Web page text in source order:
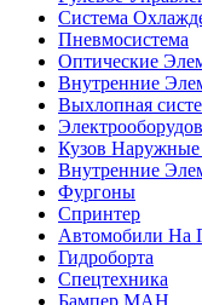
Система
Пневмосистема
Оптические
Внутренние
Выхлопная
Кузов
Внутренние
Фургоны
Спринтер
Автомобили На
Гидроборта
Спецтехника
Бампер МАН